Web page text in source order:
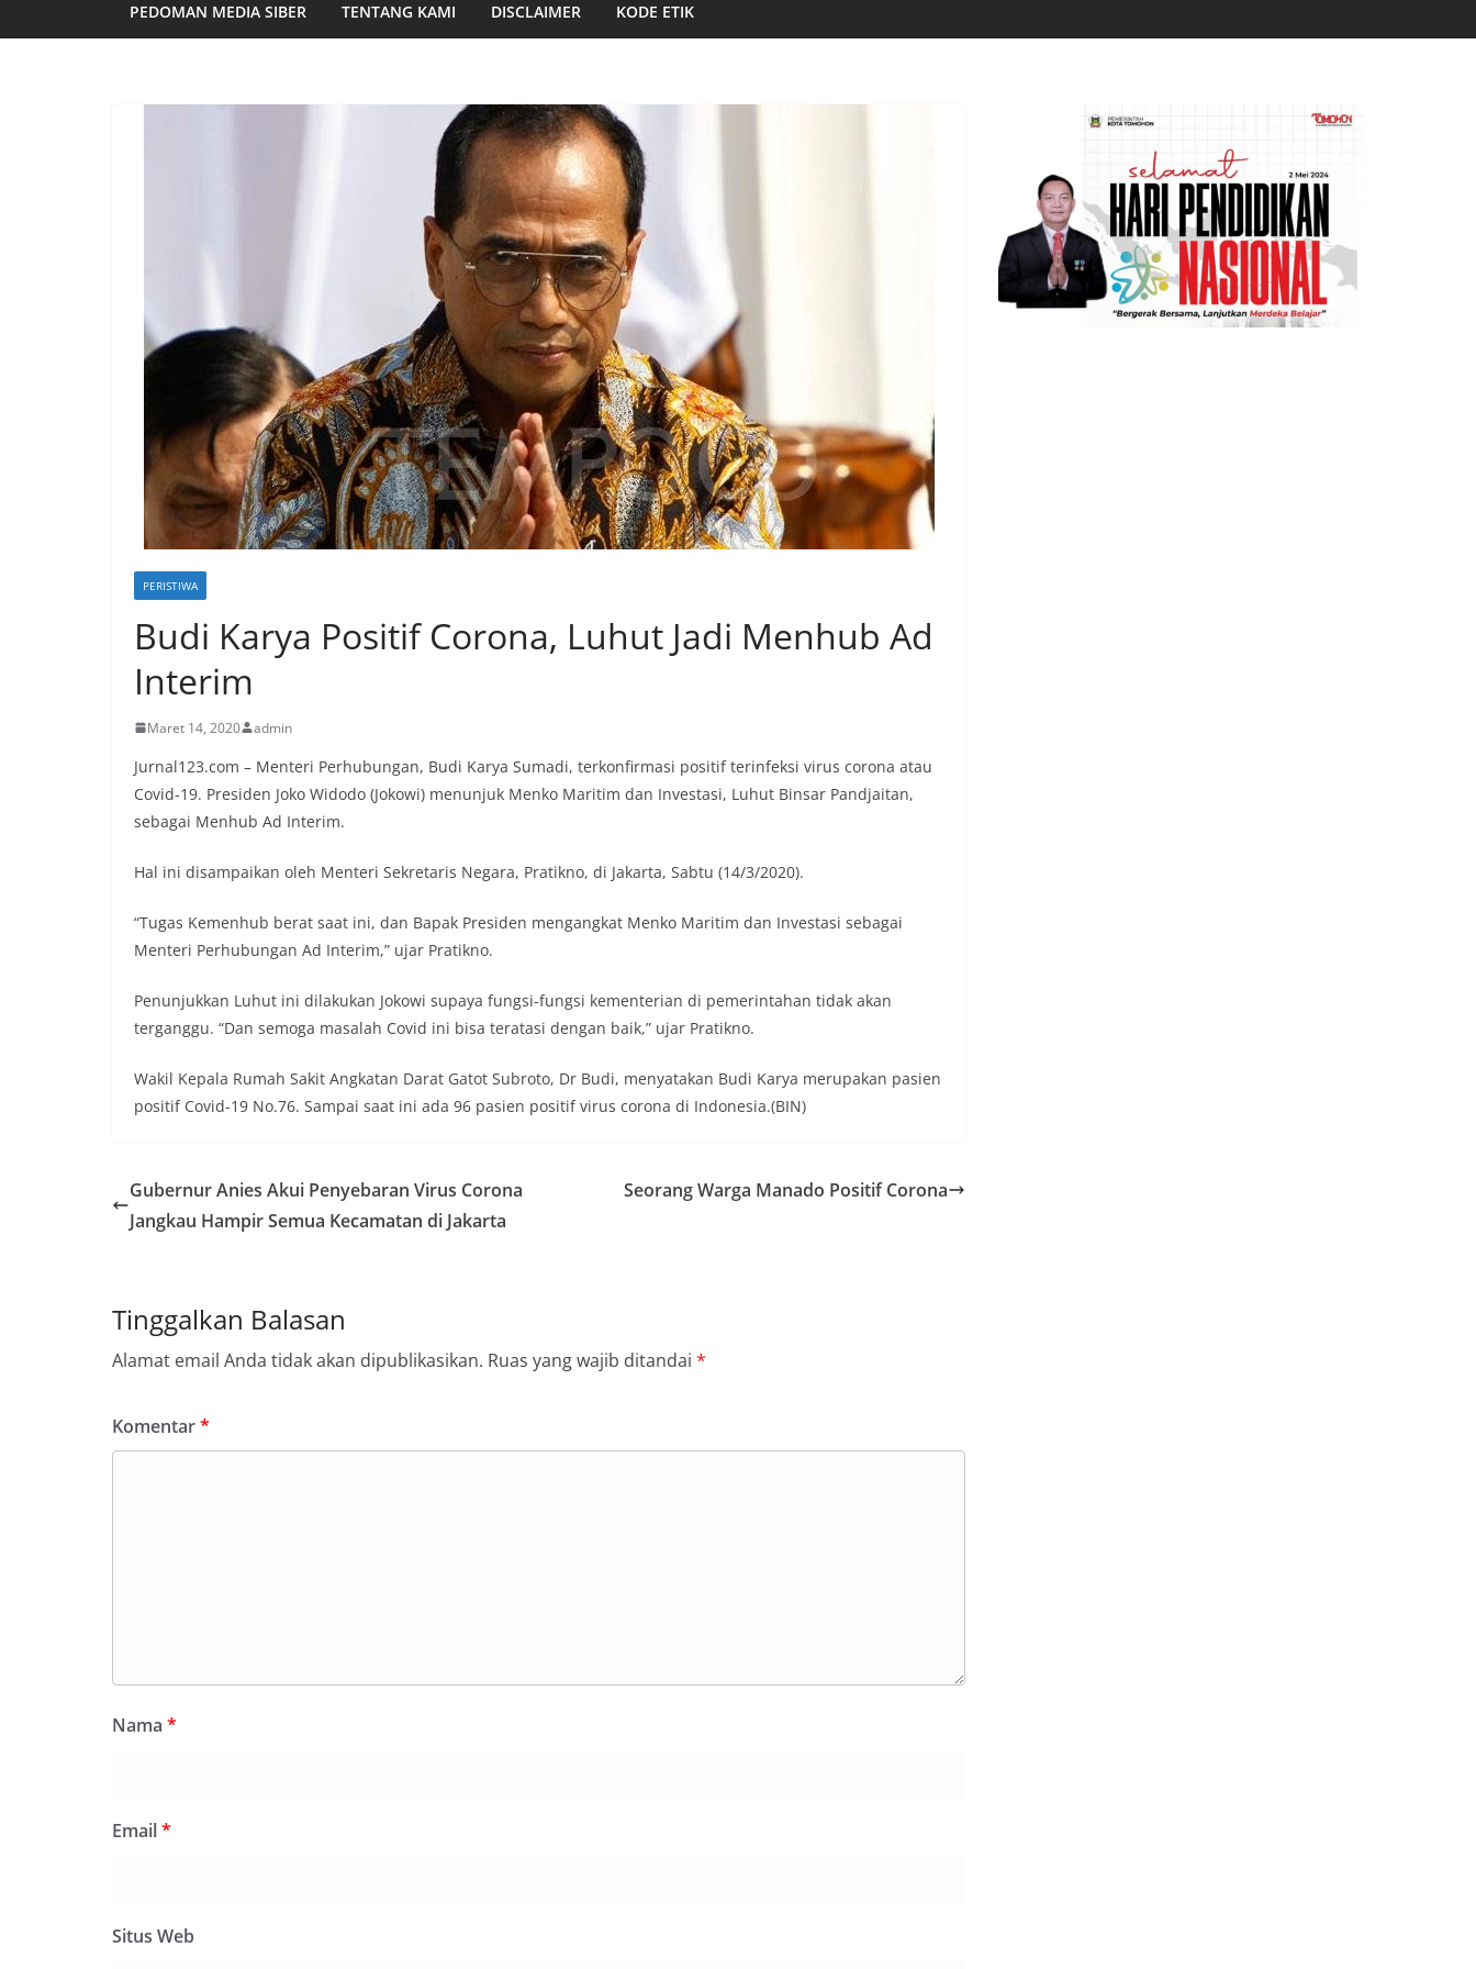
PEDOMAN MEDIA SIBER TENTANG KAMI DISCLAIMER KODE ETIK
PERISTIWA
Budi Karya Positif Corona, Luhut Jadi Menhub Ad
Interim
Maret 14, 2020 admin
Jurnal123.com – Menteri Perhubungan, Budi Karya Sumadi, terkonfirmasi positif terinfeksi virus corona atau
Covid-19. Presiden Joko Widodo (Jokowi) menunjuk Menko Maritim dan Investasi, Luhut Binsar Pandjaitan,
sebagai Menhub Ad Interim.
Hal ini disampaikan oleh Menteri Sekretaris Negara, Pratikno, di Jakarta, Sabtu (14/3/2020).
“Tugas Kemenhub berat saat ini, dan Bapak Presiden mengangkat Menko Maritim dan Investasi sebagai
Menteri Perhubungan Ad Interim,” ujar Pratikno.
Penunjukkan Luhut ini dilakukan Jokowi supaya fungsi-fungsi kementerian di pemerintahan tidak akan
terganggu. “Dan semoga masalah Covid ini bisa teratasi dengan baik,” ujar Pratikno.
Wakil Kepala Rumah Sakit Angkatan Darat Gatot Subroto, Dr Budi, menyatakan Budi Karya merupakan pasien
positif Covid-19 No.76. Sampai saat ini ada 96 pasien positif virus corona di Indonesia.(BIN)
Gubernur Anies Akui Penyebaran Virus Corona
Jangkau Hampir Semua Kecamatan di Jakarta
Seorang Warga Manado Positif Corona
Tinggalkan Balasan
Alamat email Anda tidak akan dipublikasikan. Ruas yang wajib ditandai *
Komentar*
Nama *
Email*
Situs Web